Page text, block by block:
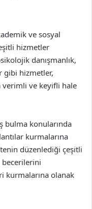
ve sosyal
hizmetler
danışmanlık,
gibi hizmetler,
verimli ve keyifli hale
bulma konularında
kurmalarına
düzenlediği çeşitli
kurmalarına olanak